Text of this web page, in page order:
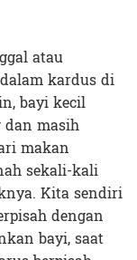
atau
kardus di
bayi kecil
dan masih
makan
sekali-kali
Kita sendiri
dengan
bayi, saat